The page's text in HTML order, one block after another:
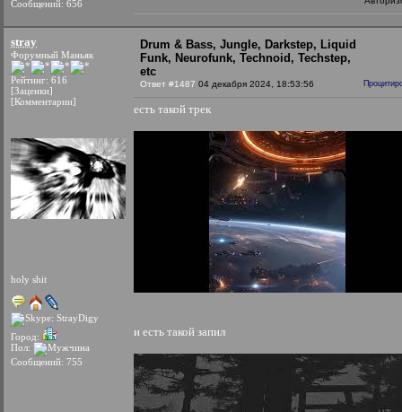
Сообщений: 656
stray
Форумный Маньяк
Рейтинг: 616
[Заценки]
[Комментарии]
holy shit
Город:
Пол:
Сообщений: 755
Drum & Bass, Jungle, Darkstep, Liquid
Funk, Neurofunk, Technoid, Techstep,
etc
Ответ #1487 04 декабря 2024, 18:53:56
есть такой трек
и есть такой запил